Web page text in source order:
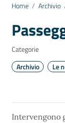
Home / Archivio
Categorie
Archivio
Le
Intervengono